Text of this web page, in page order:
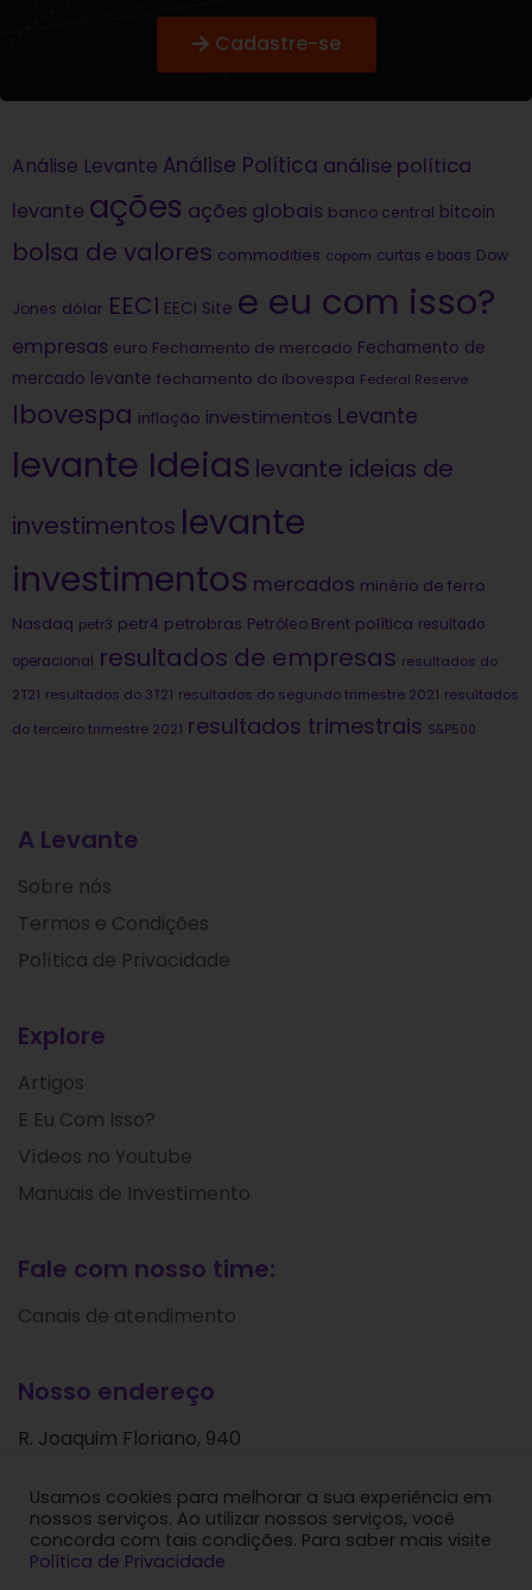
Cadastre-se
Análise Levante Análise Política análise política
levante ações ações globais banco central bitcoin
bolsa de valores commodities copom curtas e boas Dow
Jones dólar EECI EECI Site e eu com isso?
empresas euro Fechamento de mercado Fechamento de
mercado levante fechamento do ibovespa Federal Reserve
Ibovespa inflação investimentos Levante
levante Ideias levante ideias de
investimentos levante
investimentos mercados minério de ferro
Nasdaq petr3 petr4 petrobras Petróleo Brent política resultado
operacional resultados de empresas resultados do
2T21 resultados do 3T21 resultados do segundo trimestre 2021 resultados
do terceiro trimestre 2021 resultados trimestrais S&P500
A Levante
Sobre nós
Termos e Condições
Política de Privacidade
Explore
Artigos
E Eu Com Isso?
Vídeos no Youtube
Manuais de Investimento
Fale com nosso time:
Canais de atendimento
Nosso endereço
R. Joaquim Floriano, 940
São Paulo - SP
CEP: 04534-004
Usamos cookies para melhorar a sua experiência em
nossos serviços. Ao utilizar nossos serviços, você
concorda com tais condições. Para saber mais visite
Política de Privacidade